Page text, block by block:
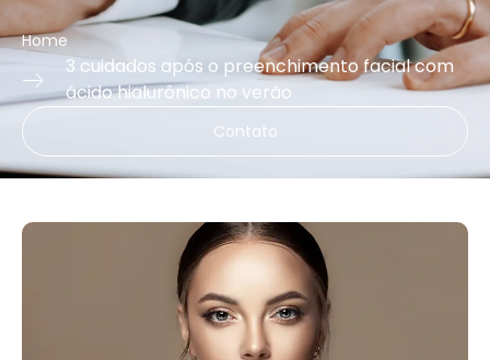
Home
3 cuidados após o preenchimento facial com
ácido hialurônico no verão
Contato